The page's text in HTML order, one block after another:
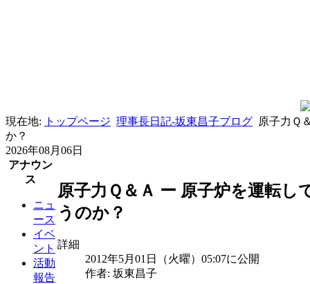
現在地: トップページ 理事長日記-坂東昌子ブログ 原子力Ｑ
か？
2026年08月06日
アナウン
ス
ニュ
ース
イベ
ント
活動
報告
原子力Ｑ＆Ａ ー 原子炉を運転
うのか？
詳細
2012年5月01日（火曜）05:07に公開
作者: 坂東昌子